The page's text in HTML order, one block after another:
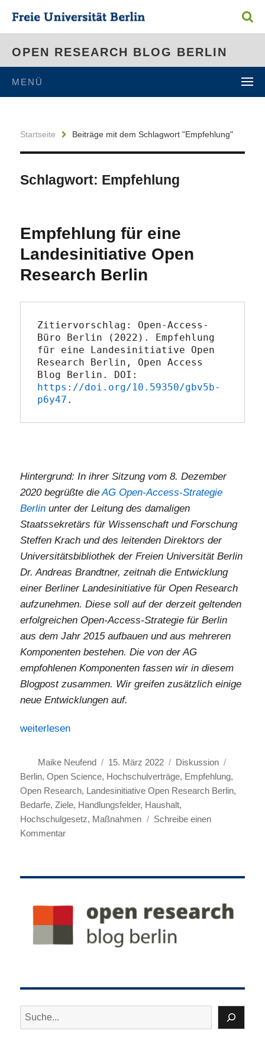
OPEN RESEARCH BLOG BERLIN
MENÜ
Startseite Beiträge mit dem Schlagwort "Empfehlung"
Schlagwort: Empfehlung
Empfehlung für eine
Landesinitiative Open
Research Berlin
Zitiervorschlag: Open-Access-
Büro Berlin (2022). Empfehlung
für eine Landesinitiative Open
Research Berlin, Open Access
https://doi.org/10.59350/gbv5b-
p6y47 .
Hintergrund: In ihrer Sitzung vom 8. Dezember
2020 begrüßte dieAG Open-Access-Strategie
Berlin unter der Leitung des damaligen
Staatssekretärs für Wissenschaft und Forschung
Steffen Krach und des leitenden Direktors der
Universitätsbibliothek der Freien Universität Berlin
Dr. Andreas Brandtner, zeitnah die Entwicklung
einer Berliner Landesinitiative für Open Research
aufzunehmen. Diese soll auf der derzeit geltenden
erfolgreichen Open-Access-Strategie für Berlin
aus dem Jahr 2015 aufbauen und aus mehreren
Komponenten bestehen. Die von der AG
empfohlenen Komponenten fassen wir in diesem
Blogpost zusammen. Wir greifen zusätzlich einige
neue Entwicklungen auf.
„Empfehlung für eine Landesinitiative Open Research
weiterlesen
Autor
Maike Neufend
Veröffentlicht
am
15. März 2022 Kategorien
Diskussion
Berlin,Open Science, Hochschulverträge, Empfehlung,
Open Research, Landesinitiative Open Research Berlin,
Bedarfe,Ziele, Handlungsfelder, Haushalt,
Hochschulgesetz, Maßnahmen
Schreibe einen
Kommentarzu
eine
Open
Research
Berlin
Suchen